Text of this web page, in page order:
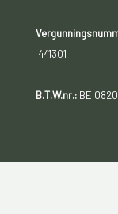
441301
B.T.W.nr.:BE